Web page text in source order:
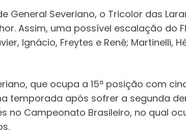
General Severiano, o Tricolor das
Assim, uma possível escalação do
Ignácio, Freytes e Renê; Martinelli,
que ocupa a 15ª posição com
temporada após sofrer a segunda
no Campeonato Brasileiro, no qual